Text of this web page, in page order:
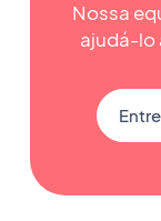
Nossa
ajudá-lo